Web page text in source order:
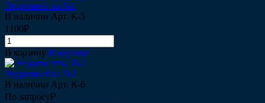
Эндолинейка №1
В наличии Арт. К-5
1100₽
В корзину В корзине
Эндолинейка №2
В наличии Арт. К-6
По запросу₽